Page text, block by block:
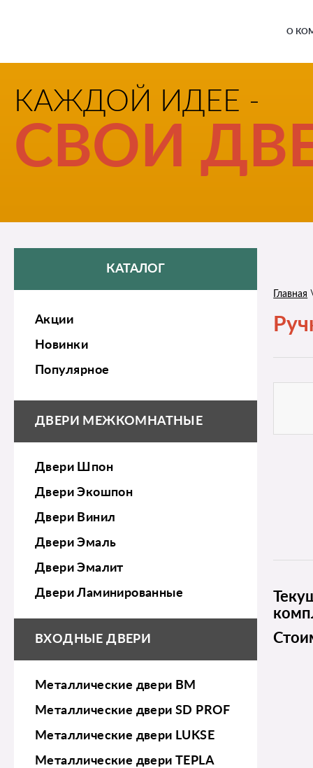
О
КАЖДОЙ ИДЕЕ -
СВОИ
КАТАЛОГ
Акции
Новинки
Популярное
ДВЕРИ МЕЖКОМНАТНЫЕ
Двери Шпон
Двери Экошпон
Двери Винил
Двери Эмаль
Двери Эмалит
Двери Ламинированные
ВХОДНЫЕ ДВЕРИ
Металлические двери BM
Металлические двери SD PROF
Металлические двери LUKSE
Металлические двери TEPLA
Главная